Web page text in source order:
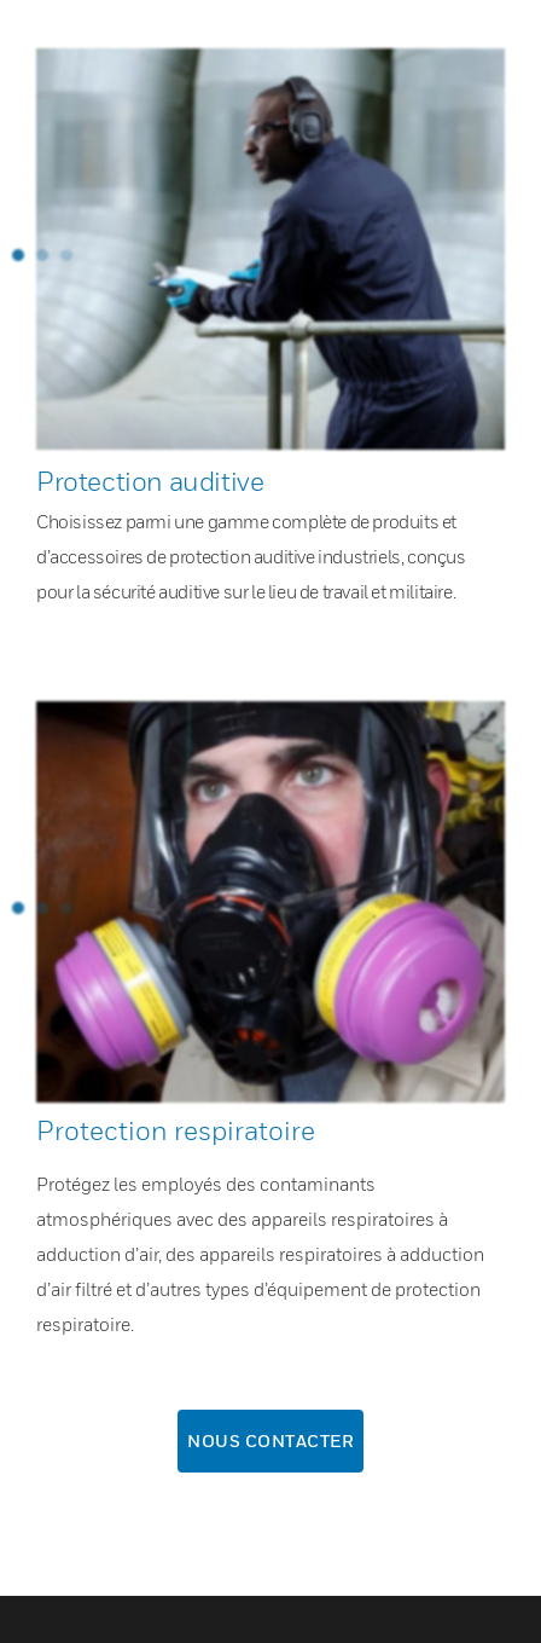
Protection auditive
Choisissez parmi une gamme complète de produits et
d’accessoires de protection auditive industriels, conçus
pour la sécurité auditive sur le lieu de travail et militaire.
Protection respiratoire
Protégez les employés des contaminants
atmosphériques avec des appareils respiratoires à
adduction d’air, des appareils respiratoires à adduction
d’air filtré et d’autres types d’équipement de protection
respiratoire.
NOUS CONTACTER